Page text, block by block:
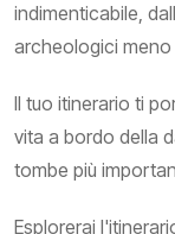
indimenticabile,
archeologici
Il tuo itinerario ti
vita a bordo della
tombe più
Esplorerai